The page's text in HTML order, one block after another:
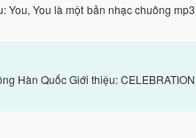
You, You là một bản nhạc chuông mp3
Hàn Quốc Giới thiệu: CELEBRATION